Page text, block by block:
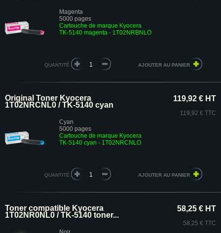
Magenta
5000 pages
Cartouche de marque Kyocera
TK-5140 magenta - 1T02NRBNLO
QUANTITÉ
Original Toner Kyocera
1T02NRCNL0 / TK-5140 cyan
Cyan
5000 pages
Cartouche de marque Kyocera
TK-5140 cyan - 1T02NRCNLO
119,92 € HT
119,92 € TTC
QUANTITÉ
Toner compatible Kyocera
1T02NR0NL0 / TK-5140 toner...
58,25 € HT
58,25 € TTC